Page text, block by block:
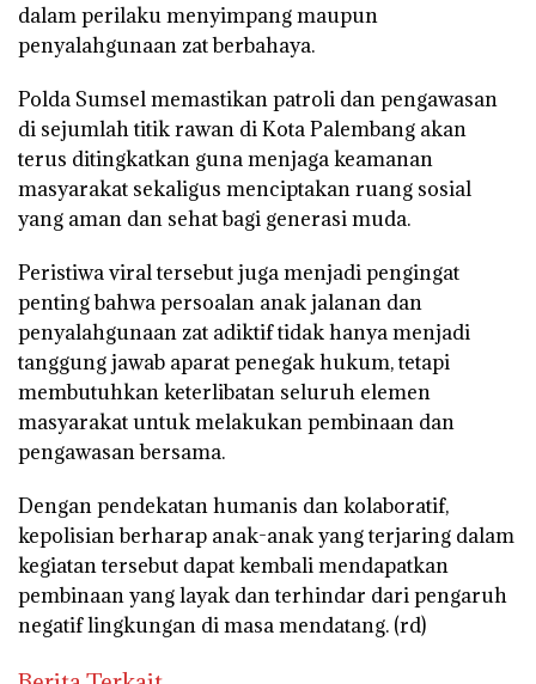
dalam perilaku menyimpang maupun
penyalahgunaan zat berbahaya.
Polda Sumsel memastikan patroli dan pengawasan
di sejumlah titik rawan di Kota Palembang akan
terus ditingkatkan guna menjaga keamanan
masyarakat sekaligus menciptakan ruang sosial
yang aman dan sehat bagi generasi muda.
Peristiwa viral tersebut juga menjadi pengingat
penting bahwa persoalan anak jalanan dan
penyalahgunaan zat adiktif tidak hanya menjadi
tanggung jawab aparat penegak hukum, tetapi
membutuhkan keterlibatan seluruh elemen
masyarakat untuk melakukan pembinaan dan
pengawasan bersama.
Dengan pendekatan humanis dan kolaboratif,
kepolisian berharap anak-anak yang terjaring dalam
kegiatan tersebut dapat kembali mendapatkan
pembinaan yang layak dan terhindar dari pengaruh
negatif lingkungan di masa mendatang. (rd)